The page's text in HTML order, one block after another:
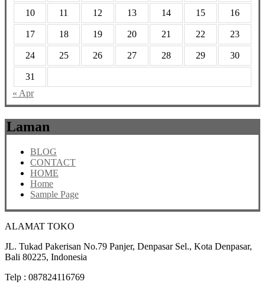
10 11 12 13 14 15 16
17 18 19 20 21 22 23
24 25 26 27 28 29 30
31
« Apr
Laman
BLOG
CONTACT
HOME
Home
Sample Page
ALAMAT TOKO
JL. Tukad Pakerisan No.79 Panjer, Denpasar Sel., Kota Denpasar,
Bali 80225, Indonesia
Telp : 087824116769